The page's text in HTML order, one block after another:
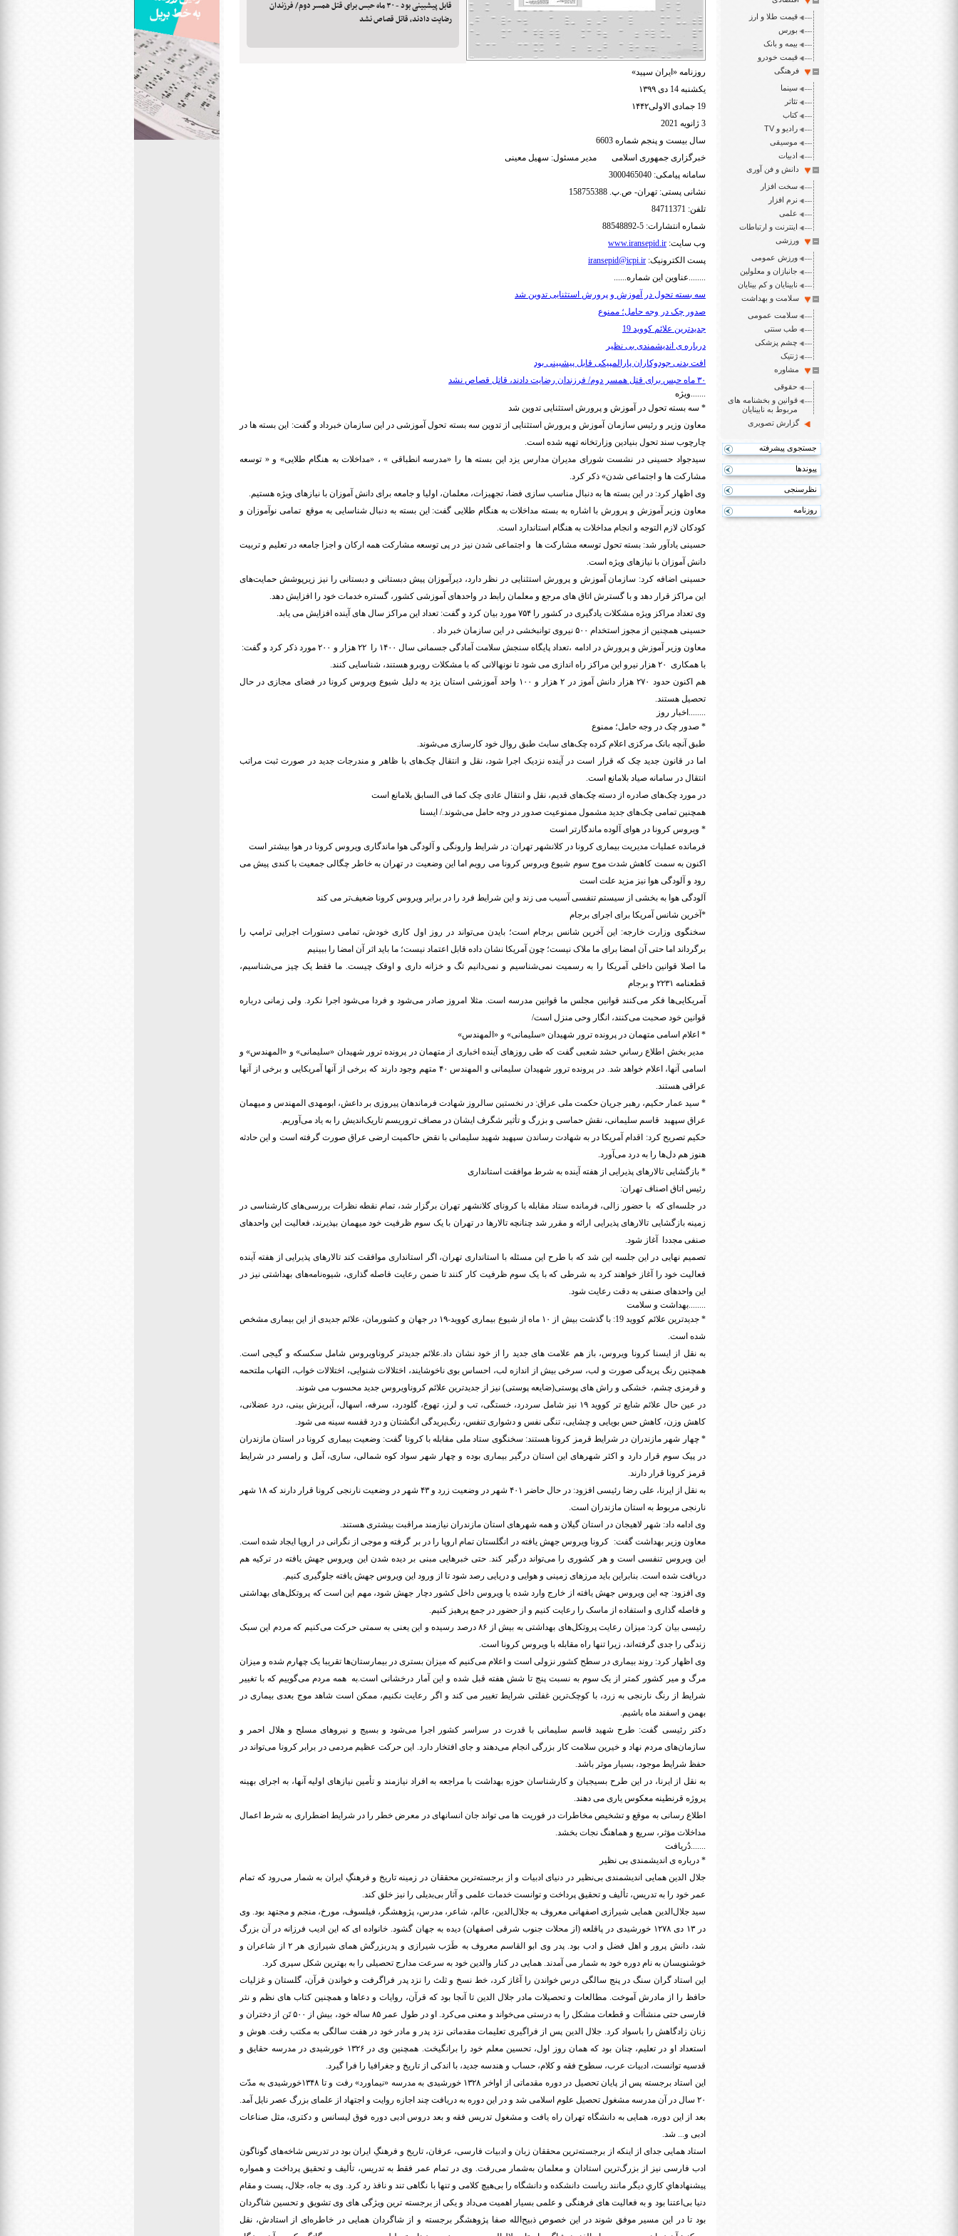
قیمت طلا و ارز
بورس
بیمه و بانک
قیمت خودرو
فرهنگی
سینما
تئاتر
کتاب
رادیو و TV
موسیقی
ادبیات
دانش و فن آوری
سخت افزار
نرم افزار
علمی
اینترنت و ارتباطات
ورزشی
ورزش عمومی
جانبازان و معلولین
نابینایان و کم بینایان
سلامت و بهداشت
سلامت عمومی
طب سنتی
چشم پزشکی
ژنتیک
مشاوره
حقوقی
قوانین و بخشنامه های
مربوط به نابینایان
گزارش تصویری
جستجوی پیشرفته
پیوندها
نظرسنجی
روزنامه
قابل پیشبینی بود - ۳۰ ماه حبس برای قتل همسر دوم/ فرزندان
رضایت دادند، قاتل قصاص نشد
روزنامه «ایران سپید»
یکشنبه 14 دی ۱۳۹۹
19 جمادی الاولی۱۴۴۲
3 ژانویه 2021
سال بیست و پنجم شماره 6603
خبرگزاری جمهوری اسلامی مدیر مسئول: سهیل معینی
سامانه پیامکی: 3000465040
نشانی پستی: تهران- ص.پ. 158755388
تلفن: 84711371
شماره انتشارات: 5-88548892
وب سایت: www.iransepid.ir
پست الکترونیک: iransepid@icpi.ir
........عناوین این شماره......
سه بسته تحول در آموزش و پرورش استثنایی تدوین شد
صدور چک در وجه حامل؛ ممنوع
جدیدترین علائم کووید 19
درباره ی اندیشمندی بی نظیر
افت بدنی جودوکاران پارالمپیکی قابل پیشبینی بود
۳۰ ماه حبس برای قتل همسر دوم/ فرزندان رضایت دادند، قاتل قصاص نشد
.......ویژه
* سه بسته تحول در آموزش و پرورش استثنایی تدوین شد
معاون وزیر و رئیس سازمان آموزش و پرورش استثنایی از تدوین سه بسته تحول آموزشی در این سازمان خبرداد و گفت: این بسته ها در
چارچوب سند تحول بنیادین وزارتخانه تهیه شده است.
سیدجواد حسینی در نشست شورای مدیران مدارس یزد این بسته ها را «مدرسه انطباقی » ، «مداخلات به هنگام طلایی» و « توسعه
مشارکت ها و اجتماعی شدن» ذکر کرد.
وی اظهار کرد: در این بسته ها به دنبال مناسب سازی فضا، تجهیزات، معلمان، اولیا و جامعه برای دانش آموزان با نیازهای ویژه هستیم.
معاون وزیر آموزش و پرورش با اشاره به بسته مداخلات به هنگام طلایی گفت: این بسته به دنبال شناسایی به موقع تمامی نوآموزان و
کودکان لازم التوجه و انجام مداخلات به هنگام استاندارد است.
حسینی یادآور شد: بسته تحول توسعه مشارکت ها و اجتماعی شدن نیز در پی توسعه مشارکت همه ارکان و اجزا جامعه در تعلیم و تربیت
دانش آموزان با نیازهای ویژه است.
حسینی اضافه کرد: سازمان آموزش و پرورش استثنایی در نظر دارد، دیرآموزان پیش دبستانی و دبستانی را نیز زیرپوشش حمایت‌های
این مراکز قرار دهد و با گسترش اتاق های مرجع و معلمان رابط در واحدهای آموزشی کشور، گستره خدمات خود را افزایش دهد.
وی تعداد مراکز ویژه مشکلات یادگیری در کشور را ۷۵۴ مورد بیان کرد و گفت: تعداد این مراکز سال های آینده افزایش می یابد.
حسینی همچنین از مجوز استخدام ۵۰۰ نیروی توانبخشی در این سازمان خبر داد .
معاون وزیر آموزش و پرورش در ادامه ،تعداد پایگاه سنجش سلامت آمادگی جسمانی سال ۱۴۰۰ را ۲۲ هزار و ۲۰۰ مورد ذکر کرد و گفت:
با همکاری ۲۰ هزار نیرو این مراکز راه اندازی می شود تا نونهالانی که با مشکلات روبرو هستند، شناسایی کنند.
هم اکنون حدود ۲۷۰ هزار دانش آموز در ۲ هزار و ۱۰۰ واحد آموزشی استان یزد به دلیل شیوع ویروس کرونا در فضای مجازی در حال
تحصیل هستند.
........اخبار روز
* صدور چک در وجه حامل؛ ممنوع
طبق آنچه بانک مرکزی اعلام کرده چک‌های سابث طبق روال خود کارسازی می‌شوند.
اما در قانون جدید چک که قرار است در آینده نزدیک اجرا شود، نقل و انتقال چک‌های با ظاهر و مندرجات جدید در صورت ثبت مراتب
انتقال در سامانه صیاد بلامانع است.
در مورد چک‌های صادره از دسته چک‌های قدیم، نقل و انتقال عادی چک کما فی السابق بلامانع است
همچنین تمامی چک‌های جدید مشمول ممنوعیت صدور در وجه حامل می‌شوند./ ایسنا
* ویروس کرونا در هوای آلوده ماندگارتر است
فرمانده عملیات مدیریت بیماری کرونا در کلانشهر تهران: در شرایط وارونگی و آلودگی هوا ماندگاری ویروس کرونا در هوا بیشتر است
اکنون به سمت کاهش شدت موج سوم شیوع ویروس کرونا می رویم اما این وضعیت در تهران به خاطر چگالی جمعیت با کندی پیش می
رود و آلودگی هوا نیز مزید علت است
آلودگی هوا به بخشی از سیستم تنفسی آسیب می زند و این شرایط فرد را در برابر ویروس کرونا ضعیف‌تر می کند
*آخرین شانس آمریکا برای اجرای برجام
سخنگوی وزارت خارجه: این آخرین شانس برجام است؛ بایدن می‌تواند در روز اول کاری خودش، تمامی دستورات اجرایی ترامپ را
برگرداند اما حتی آن امضا برای ما ملاک نیست؛ چون آمریکا نشان داده قابل اعتماد نیست؛ ما باید اثر آن امضا را ببینیم
ما اصلا قوانین داخلی آمریکا را به رسمیت نمی‌شناسیم و نمی‌دانیم تگ و خزانه داری و اوفک چیست. ما فقط یک چیز می‌شناسیم،
قطعنامه ۲۲۳۱ و برجام
آمریکایی‌ها فکر می‌کنند قوانین مجلس ما قوانین مدرسه است. مثلا امروز صادر می‌شود و فردا می‌شود اجرا نکرد. ولی زمانی درباره
قوانین خود صحبت می‌‌کنند، انگار وحی منزل است/
* اعلام اسامی متهمان در پرونده ترور شهیدان «سلیمانی» و «المهندس»
مدیر بخش اطلاع رسانیِ حشد شعبی گفت که طی روزهای آینده اخباری از متهمان در پرونده ترور شهیدان «سلیمانی» و «المهندس» و
اسامی آنها، اعلام خواهد شد. در پرونده ترور شهیدان سلیمانی و المهندس ۴۰ متهم وجود دارند که برخی از آنها آمریکایی و برخی از آنها
عراقی هستند.
* سید عمار حکیم، رهبر جریان حکمت ملی عراق: در نخستین سالروز شهادت فرماندهان پیروزی بر داعش، ابومهدی المهندس و میهمان
عراق سپهبد قاسم سلیمانی، نقش حماسی و بزرگ و تأثیر شگرف ایشان در مصاف تروریسم تاریک‌اندیش را به یاد می‌آوریم.
حکیم تصریح کرد: اقدام آمریکا در به شهادت رساندن سپهبد شهید سلیمانی با نقض حاکمیت ارضی عراق صورت گرفته است و این حادثه
هنوز هم دل‌ها را به درد می‌آورد.
* بازگشایی تالار‌های پذیرایی از هفته آینده به شرط موافقت استانداری
رئیس اتاق اصناف تهران:
در جلسه‌ای که با حضور زالی، فرمانده ستاد مقابله با کرونای کلانشهر تهران برگزار شد، تمام نقطه نظرات بررسی‌های کارشناسی در
زمینه بازگشایی تالارهای پذیرایی ارائه و مقرر شد چنانچه تالار‌ها در تهران با یک سوم ظرفیت خود میهمان بپذیرند، فعالیت این واحد‌های
صنفی مجددا آغاز شود.
تصمیم نهایی در این جلسه این شد که با طرح این مسئله با استانداری تهران، اگر استانداری موافقت کند تالار‌های پذیرایی از هفته آینده
فعالیت خود را آغاز خواهند کرد به شرطی که با یک سوم ظرفیت کار کنند تا ضمن رعایت فاصله گذاری، شیوه‌نامه‌های بهداشتی نیز در
این واحد‌های صنفی به دقت رعایت شود.
........بهداشت و سلامت
* جدیدترین علائم کووید 19: با گذشت بیش از ۱۰ ماه از شیوع بیماری کووید-۱۹ در جهان و کشورمان، علائم جدیدی از این بیماری مشخص
شده است.
به نقل از ایسنا کرونا ویروس، باز هم علامت های جدید را از خود نشان داد.علائم جدیدتر کروناویروس شامل سکسکه و گیجی است.
همچنین رنگ پریدگی صورت و لب، سرخی بیش از اندازه لب، احساس بوی ناخوشایند، اختلالات شنوایی، اختلالات خواب، التهاب ملتحمه
و قرمزی چشم، خشکی و راش های پوستی(ضایعه پوستی) نیز از جدیدترین علائم کروناویروس جدید محسوب می شوند.
در عین حال علائم شایع تر کووید ۱۹ نیز شامل سردرد، خستگی، تب و لرز، تهوع، گلودرد، سرفه، اسهال، آبریزش بینی، درد عضلانی،
کاهش وزن، کاهش حس بویایی و چشایی، تنگی نفس و دشواری تنفس، رنگ‌پریدگی انگشتان و درد قفسه سینه می شود.
* چهار شهر مازندران در شرایط قرمز کرونا هستند: سخنگوی ستاد ملی مقابله با کرونا گفت: وضعیت بیماری کرونا در استان مازندران
در پیک سوم قرار دارد و اکثر شهرهای این استان درگیر بیماری بوده و چهار شهر سواد کوه شمالی، ساری، آمل و رامسر در شرایط
قرمز کرونا قرار دارند.
به نقل از ایرنا، علی رضا رئیسی افزود: در حال حاضر ۴۰۱ شهر در وضعیت زرد و ۴۳ شهر در وضعیت نارنجی کرونا قرار دارند که ۱۸ شهر
نارنجی مربوط به استان مازندران است.
وی ادامه داد: شهر لاهیجان در استان گیلان و همه شهرهای استان مازندران نیازمند مراقبت بیشتری هستند.
معاون وزیر بهداشت گفت: کرونا ویروس جهش یافته در انگلستان تمام اروپا را در بر گرفته و موجی از نگرانی در اروپا ایجاد شده است.
این ویروس تنفسی است و هر کشوری را می‌تواند درگیر کند. حتی خبرهایی مبنی بر دیده شدن این ویروس جهش یافته در ترکیه هم
دریافت شده است. بنابراین باید مرزهای زمینی و هوایی و دریایی رصد شود تا از ورود این ویروس جهش یافته جلوگیری کنیم.
وی افزود: چه این ویروس جهش یافته از خارج وارد شده یا ویروس داخل کشور دچار جهش شود، مهم این است که پروتکل‌های بهداشتی
و فاصله گذاری و استفاده از ماسک را رعایت کنیم و از حضور در جمع پرهیز کنیم.
رئیسی بیان کرد: میزان رعایت پروتکل‌های بهداشتی به بیش از ۸۶ درصد رسیده و این یعنی به سمتی حرکت می‌کنیم که مردم این سبک
زندگی را جدی گرفته‌اند، زیرا تنها راه مقابله با ویروس کرونا است.
وی اظهار کرد: روند بیماری در سطح کشور نزولی است و اعلام می‌کنیم که میزان بستری در بیمارستان‌ها تقریبا یک چهارم شده و میزان
مرگ و میر کشور کمتر از یک سوم به نسبت پنج تا شش هفته قبل شده و این آمار درخشانی است.به همه مردم می‌گوییم که با تغییر
شرایط از رنگ نارنجی به زرد، با کوچک‌ترین غفلتی شرایط تغییر می کند و اگر رعایت نکنیم، ممکن است شاهد موج بعدی بیماری در
بهمن و اسفند ماه باشیم.
دکتر رئیسی گفت: طرح شهید قاسم سلیمانی با قدرت در سراسر کشور اجرا می‌شود و بسیج و نیروهای مسلح و هلال احمر و
سازمان‌های مردم نهاد و خیرین سلامت کار بزرگی انجام می‌دهند و جای افتخار دارد. این حرکت عظیم مردمی در برابر کرونا می‌تواند در
حفظ شرایط موجود، بسیار موثر باشد.
به نقل از ایرنا، در این طرح بسیجیان ‌و کارشناسان حوزه بهداشت با مراجعه به افراد نیازمند و تأمین نیازهای اولیه آنها، به اجرای بهینه
پروژه قرنطینه معکوس یاری می دهند.
اطلاع رسانی به موقع و تشخیص مخاطرات در فوریت ها می تواند جان انسانهای در معرض خطر را در شرایط اضطراری به شرط اعمال
مداخلات مؤثر، سریع و هماهنگ نجات بخشد.
.......دُریافت
* درباره ی اندیشمندی بی نظیر
جلال‌ الدین همایی اندیشمندی بی‌نظیر در دنیای ادبیات و از برجسته‌ترین محققان در زمینه تاریخ و فرهنگِ ایران به شمار می‌رود که تمام
عمر خود را به تدریس، تألیف و تحقیق پرداخت و توانست خدمات علمی و آثار بی‌بدیلی را نیز خلق کند.
سید جلال‌الدین همایی شیرازی اصفهانی معروف به جلال‌الدین، عالم، شاعر، مدرس، پژوهشگر، فیلسوف، مورخ، منجم و مجتهد بود. وی
در ۱۳ دی ۱۲۷۸ خورشیدی در پاقلعه (از محلات جنوب شرقی اصفهان) دیده به جهان گشود. خانواده ای که این ادیب فرزانه در آن بزرگ
شد، دانش پرور و اهل فضل و ادب بود. پدر وی ابو القاسم معروف به طَرَب شیرازی و پدربزرگش همای شیرازی هر ۲ از شاعران و
خوشنویسان به نام دوره خود به شمار می آمدند. همایی در کنار والدین خود به سرعت مدارج تحصیلی را به بهترین شکل سپری کرد.
این استاد گران سنگ در پنج سالگی درس خواندن را آغاز کرد، خط نسخ و ثلث را نزد پدر فراگرفت و خواندن قرآن، گلستان و غزلیات
حافظ را از مادرش آموخت. مطالعات و تحصیلات مادر جلال الدین تا آنجا بود که قرآن، روایات و دعاها و همچنین کتاب های نظم و نثر
فارسی حتی منشأات و قطعات مشکل را به درستی می‌خواند و معنی می‌کرد. او در طول عمر ۸۵ ساله خود، بیش از ۵۰۰ تَن از دختران و
زنان زادگاهش را باسواد کرد. جلال الدین پس از فراگیری تعلیمات مقدماتی نزد پدر و مادر خود در هفت سالگی به مکتب رفت. هوش و
استعداد او در تعلیم، چنان بود که همان روز اول، تحسین معلم خود را برانگیخت. همچنین وی در ۱۳۲۶ خورشیدی در مدرسه‌ حقایق و
قدسیه توانست، ادبیات عرب، سطوح فقه و کلام، حساب و هندسه جدید، با اندکی از تاریخ و جغرافیا را فرا گیرد.
این استاد برجسته پس از پایان تحصیل در دوره مقدماتی از اواخر ۱۳۲۸ خورشیدی به مدرسه «نیماورد» رفت و تا ۱۳۴۸خورشیدی به مدّت
۲۰ سال در آن مدرسه مشغول تحصیل علوم اسلامی شد و در این دوره به دریافت چند اجازه روایت و اجتهاد از علمای بزرگ عصر نایل آمد.
بعد از این دوره، همایی به دانشگاه تهران راه یافت و مشغول تدریس فقه و بعد دروس ادبی دوره فوق لیسانس و دکتری، مثل صناعات
ادبی و... شد.
استاد همایی جدای از اینکه از برجسته‌ترین محققان زبان و ادبیات فارسی، عرفان، تاریخ و فرهنگِ ایران بود در تدریس شاخه‌های گوناگون
ادب فارسی نیز از بزرگ‌ترین استادان و معلمان به‌شمار می‌رفت. وی در تمام عمر فقط به تدریس، ‌تألیف و تحقیق پرداخت و همواره
پیشنهادهایِ کاریِ دیگر مانند ریاست دانشکده و دانشگاه را بی‌هیچ کلامی و تنها با نگاهی تند و نافذ رد کرد. وی به جاه‌، جلال، پست‌ و مقام
دنیا بی‌اعتنا بود و به فعالیت های فرهنگی و علمی بسیار اهمیت می‌داد و یکی از برجسته ترین ویژگی های وی تشویق و تحسین شاگردان
بود تا در این مسیر موفق شوند در این خصوص ذبیح‌الله صفا پژوهشگر برجسته و از شاگردان همایی در خاطره‌ای از استادش، نقل